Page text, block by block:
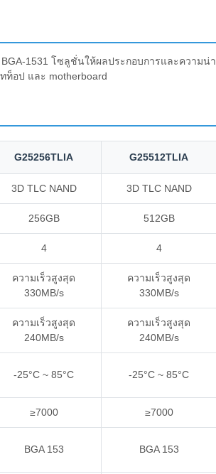
1531 โซลูชั่นให้ผลประกอบการและความน่า
ท็อป และ motherboard
G25256TLIA G25512TLIA
3D TLC NAND 3D TLC NAND
256GB 512GB
4 4
ความเร็วสูงสุด
330MB/s
ความเร็วสูงสุด
330MB/s
ความเร็วสูงสุด
240MB/s
ความเร็วสูงสุด
240MB/s
-25°C ~ 85°C -25°C ~ 85°C
≥7000 ≥7000
BGA 153 BGA 153